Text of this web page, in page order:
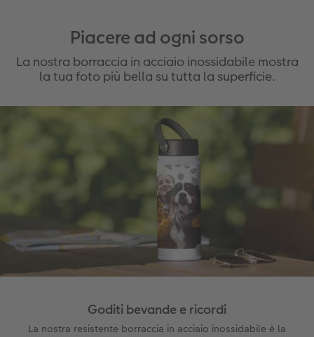
Piacere ad ogni sorso
La nostra borraccia in acciaio inossidabile mostra
la tua foto più bella su tutta la superficie.
Goditi bevande e ricordi
La nostra resistente borraccia in acciaio inossidabile è la